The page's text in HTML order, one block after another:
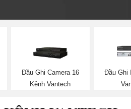
Đầu Ghi Camera 16
Kênh Vantech
Đầu Ghi